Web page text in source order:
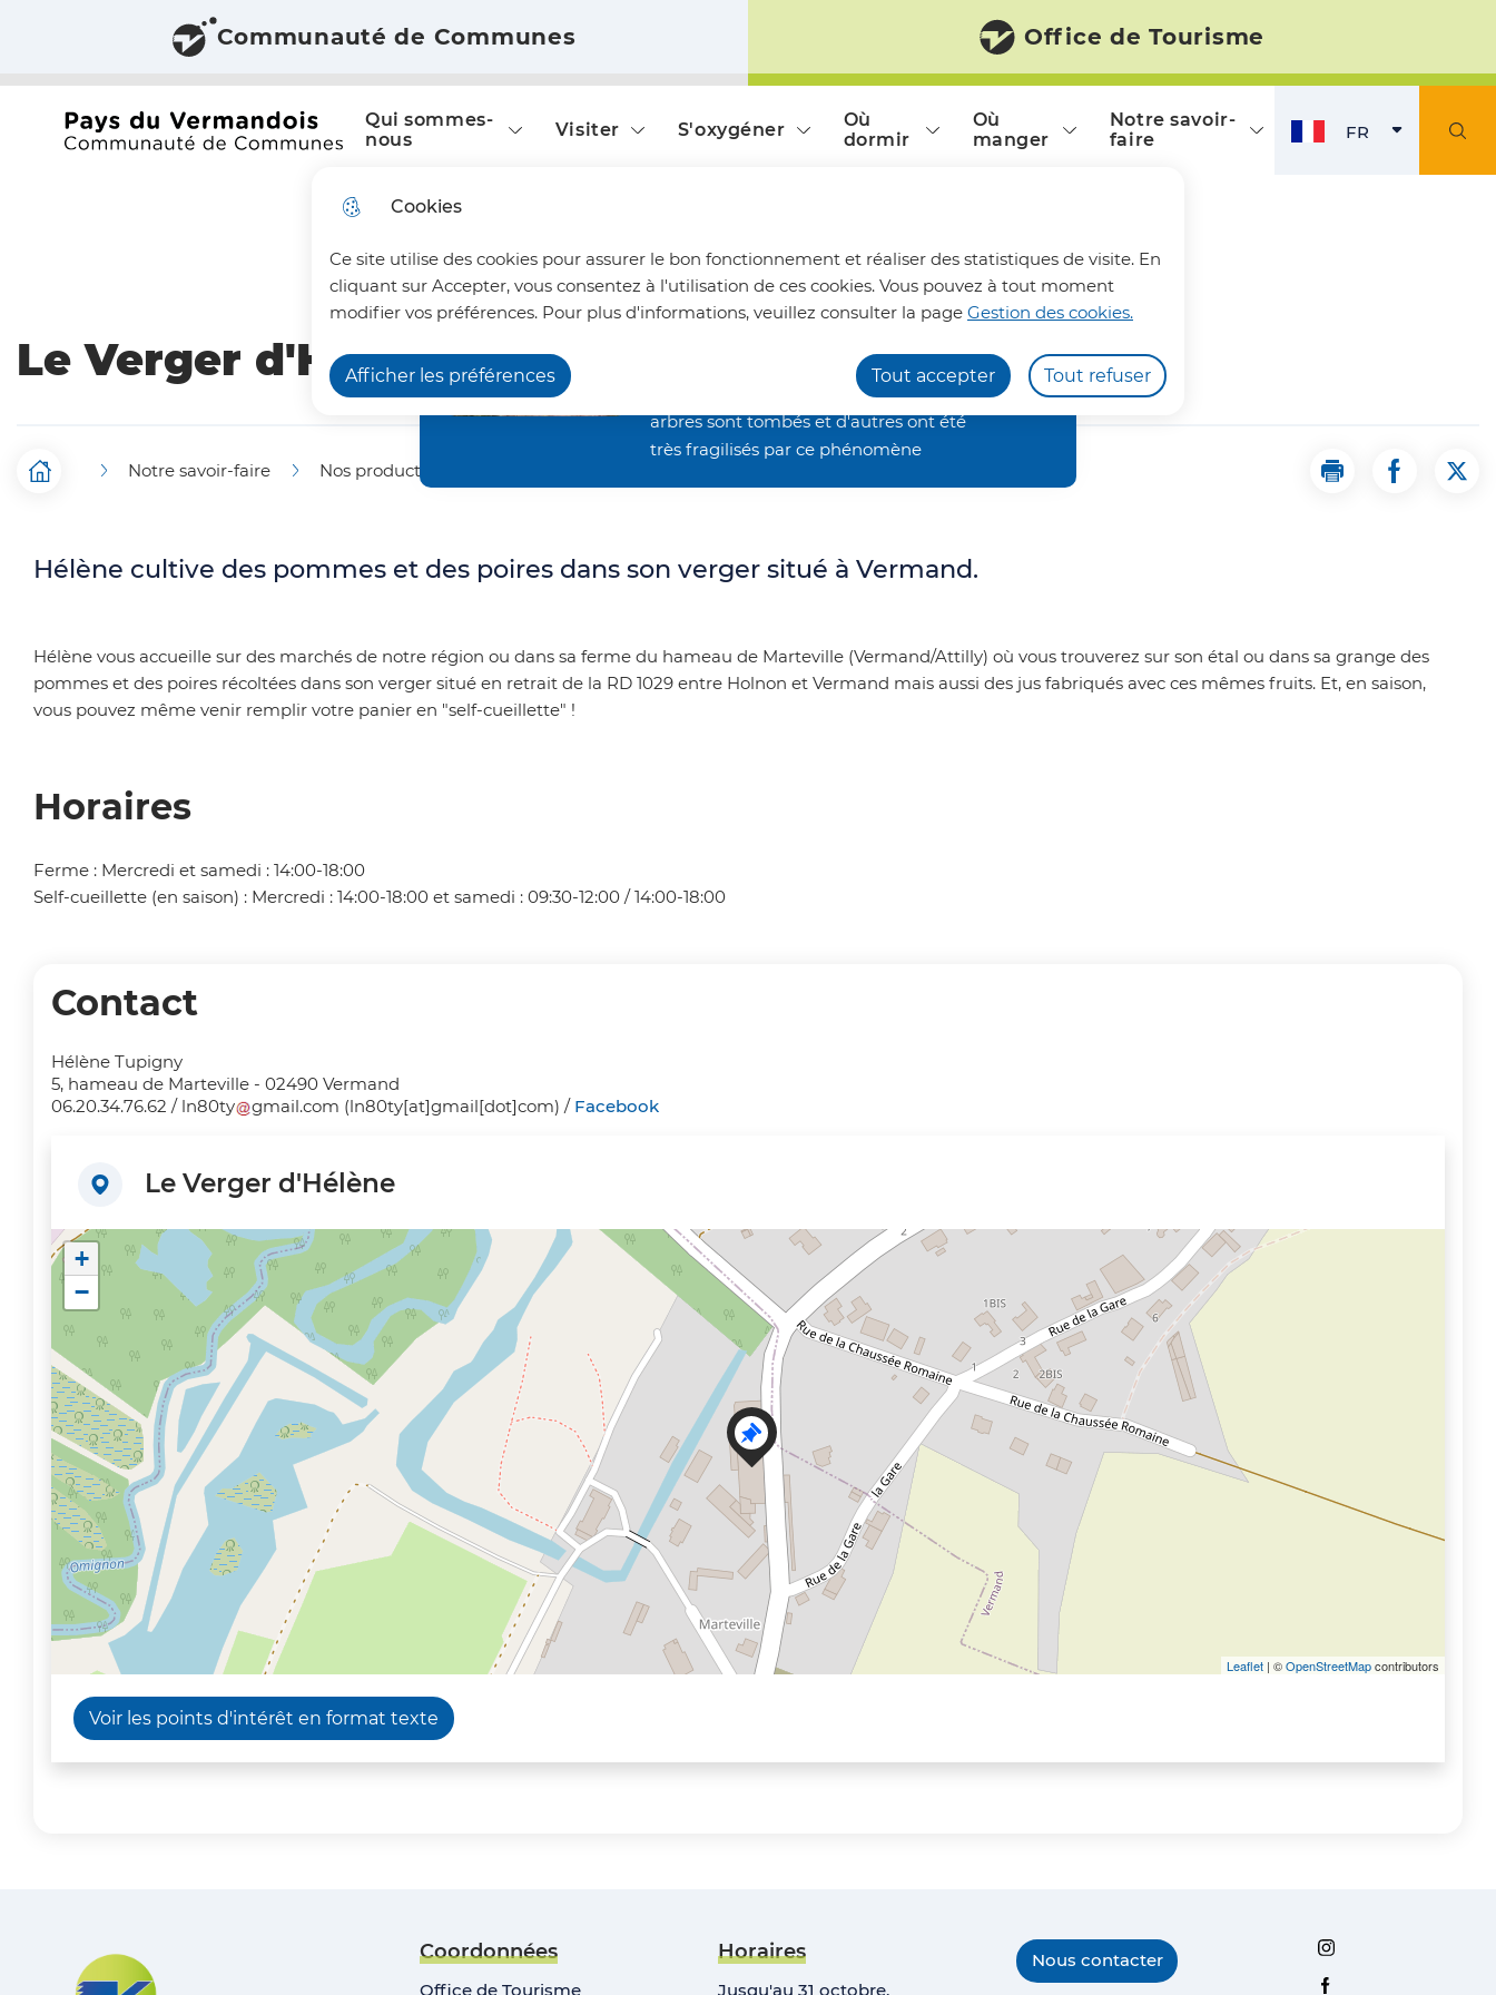
Cookies
Ce site utilise des cookies pour assurer le bon fonctionnement et réaliser des statistiques de visite. En
cliquant sur Accepter, vous consentez à l'utilisation de ces cookies. Vous pouvez à tout moment
modifier vos préférences. Pour plus d'informations, veuillez consulter la page Gestion des cookies.
Afficher les préférences Tout accepter Tout refuser
Aller au menu Aller à la recherche Aller au contenu principal
impraticables
Nous vous informons qu'en raison des
fin juin, nos chemins de randonnée
restent inaccessibles. De nombreux
arbres sont tombés et d'autres ont été
très fragilisés par ce phénomène
demandons donc un peu de patience
avant de retrouver nos sentiers dans un
Communauté de Communes Office de Tourisme
Office du tourisme du Pays du Vermandois
N
v
g
a
t
i
n
r
n
c
l
e
Qui sommes-
nous
Visiter S'oxygéner
Où
dormir
Où
manger
Notre savoir-
faire
FRFRANÇAIS
Le Verger d'Hélène
F
A
a
n
e
Accueil Notre savoir-faire Nos producteurs Imprimer la page
Partager la
Hélène cultive des pommes et des poires dans son verger situé à Vermand.
Hélène vous accueille sur des marchés de notre région ou dans sa ferme du hameau de Marteville (Vermand/Attilly) où vous trouverez sur son étal ou dans sa grange des
pommes et des poires récoltées dans son verger situé en retrait de la RD 1029 entre Holnon et Vermand mais aussi des jus fabriqués avec ces mêmes fruits. Et, en saison,
vous pouvez même venir remplir votre panier en "self-cueillette" !
Horaires
Ferme : Mercredi et samedi : 14:00-18:00
Self-cueillette (en saison) : Mercredi : 14:00-18:00 et samedi : 09:30-12:00 / 14:00-18:00
Contact
Hélène Tupigny
5, hameau de Marteville - 02490 Vermand
06.20.34.76.62 / ln80ty gmail.com (ln80ty[at]gmail[dot]com) / Facebook
Le Verger d'Hélène
+
−
Leaflet | ©OpenStreetMapcontributors
Voir les points d'intérêt en format texte
Coordonnées
Office de Tourisme
Horaires
Jusqu'au 31 octobre,
Nous contacter
Instagram
Facebook